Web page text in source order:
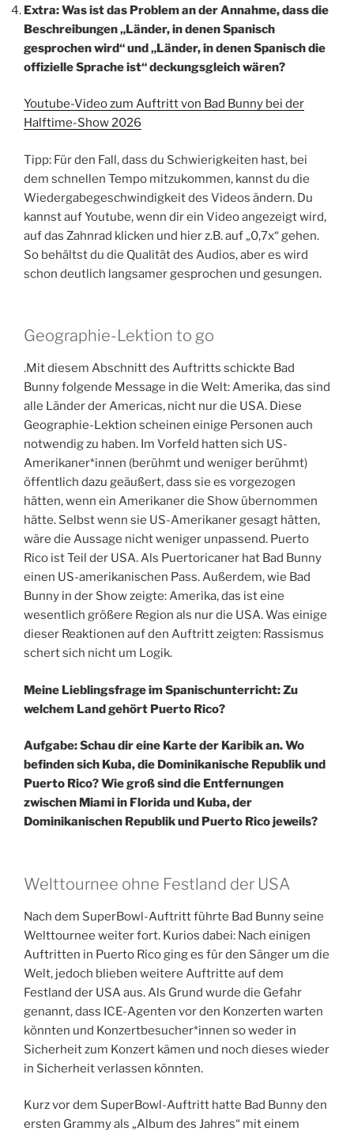
Extra: Was ist das Problem an der Annahme, dass die
Beschreibungen „Länder, in denen Spanisch
gesprochen wird“ und „Länder, in denen Spanisch die
offizielle Sprache ist“ deckungsgleich wären?
Youtube-Video zum Auftritt von Bad Bunny bei der
Halftime-Show 2026
Tipp: Für den Fall, dass du Schwierigkeiten hast, bei
dem schnellen Tempo mitzukommen, kannst du die
Wiedergabegeschwindigkeit des Videos ändern. Du
kannst auf Youtube, wenn dir ein Video angezeigt wird,
auf das Zahnrad klicken und hier z.B. auf „0,7x“ gehen.
So behältst du die Qualität des Audios, aber es wird
schon deutlich langsamer gesprochen und gesungen.
Geographie-Lektion to go
.Mit diesem Abschnitt des Auftritts schickte Bad
Bunny folgende Message in die Welt: Amerika, das sind
alle Länder der Americas, nicht nur die USA. Diese
Geographie-Lektion scheinen einige Personen auch
notwendig zu haben. Im Vorfeld hatten sich US-
Amerikaner*innen (berühmt und weniger berühmt)
öffentlich dazu geäußert, dass sie es vorgezogen
hätten, wenn ein Amerikaner die Show übernommen
hätte. Selbst wenn sie US-Amerikaner gesagt hätten,
wäre die Aussage nicht weniger unpassend. Puerto
Rico ist Teil der USA. Als Puertoricaner hat Bad Bunny
einen US-amerikanischen Pass. Außerdem, wie Bad
Bunny in der Show zeigte: Amerika, das ist eine
wesentlich größere Region als nur die USA. Was einige
dieser Reaktionen auf den Auftritt zeigten: Rassismus
schert sich nicht um Logik.
Meine Lieblingsfrage im Spanischunterricht: Zu
welchem Land gehört Puerto Rico?
Aufgabe: Schau dir eine Karte der Karibik an. Wo
befinden sich Kuba, die Dominikanische Republik und
Puerto Rico? Wie groß sind die Entfernungen
zwischen Miami in Florida und Kuba, der
Dominikanischen Republik und Puerto Rico jeweils?
Welttournee ohne Festland der USA
Nach dem SuperBowl-Auftritt führte Bad Bunny seine
Welttournee weiter fort. Kurios dabei: Nach einigen
Auftritten in Puerto Rico ging es für den Sänger um die
Welt, jedoch blieben weitere Auftritte auf dem
Festland der USA aus. Als Grund wurde die Gefahr
genannt, dass ICE-Agenten vor den Konzerten warten
könnten und Konzertbesucher*innen so weder in
Sicherheit zum Konzert kämen und noch dieses wieder
in Sicherheit verlassen könnten.
Kurz vor dem SuperBowl-Auftritt hatte Bad Bunny den
ersten Grammy als „Album des Jahres“ mit einem